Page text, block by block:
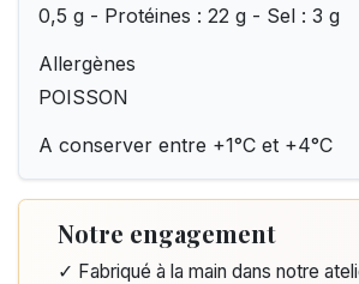
0,5 g - Protéines : 22 g - Sel : 3 g
Allergènes
POISSON
A conserver entre +1°C et +4°C
Notre engagement
✓ Fabriqué à la main dans notre